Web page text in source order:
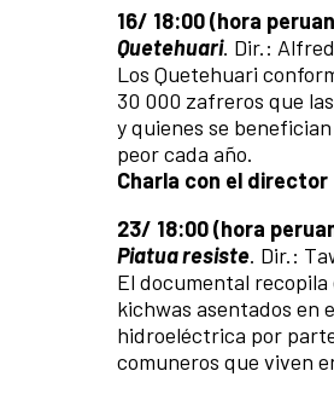
16/ 18:00 (hora
Quetehuari. Dir.:
Los Quetehuari
30 000 zafreros que
y quienes se
peor cada año.
Charla con el director
23/ 18:00 (hora
Piatuaresiste. Dir.:
El documental
kichwas asentados en
hidroeléctrica por
comuneros que viven